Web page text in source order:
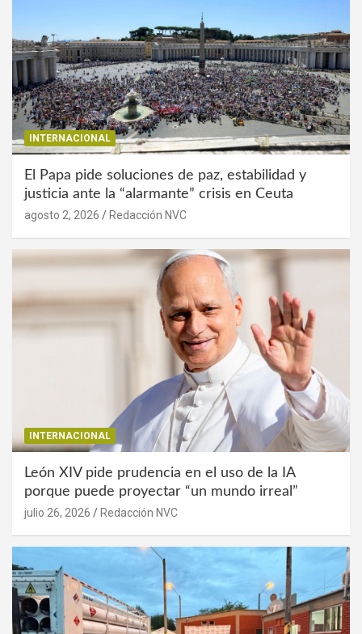
INTERNACIONAL
El Papa pide soluciones de paz, estabilidad y
justicia ante la “alarmante” crisis en Ceuta
agosto 2, 2026 Redacción NVC
INTERNACIONAL
León XIV pide prudencia en el uso de la IA
porque puede proyectar “un mundo irreal”
julio 26, 2026 Redacción NVC